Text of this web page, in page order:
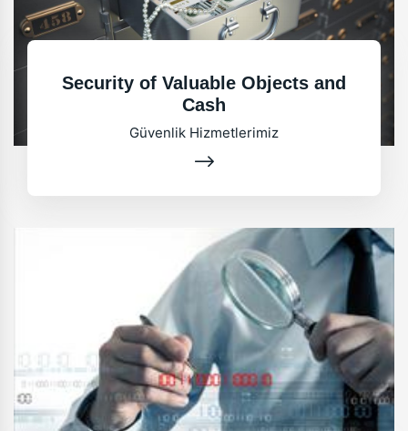
Security of Valuable Objects and
Cash
Güvenlik Hizmetlerimiz